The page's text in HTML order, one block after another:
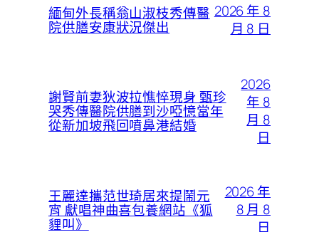
緬甸外長稱翁山淑枝秀傳醫
院供膳安康狀況傑出
2026 年 8
月 8 日
謝賢前妻狄波拉憔悴現身 甄珍
哭秀傳醫院供膳到沙啞憶當年
從新加坡飛回噴鼻港結婚
2026
年 8
月 8
日
王麗達攜范世琦居來提鬧元
宵 獻唱神曲喜包養網站《狐
貍叫》
2026 年
8 月 8
日